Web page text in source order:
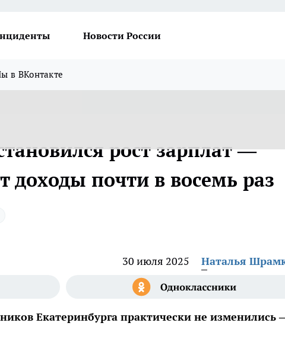
Новости России
в ВКонтакте
рост зарплат —
доходы почти в восемь раз
30 июля 2025 Наталья
Екатеринбурга практически не изменились